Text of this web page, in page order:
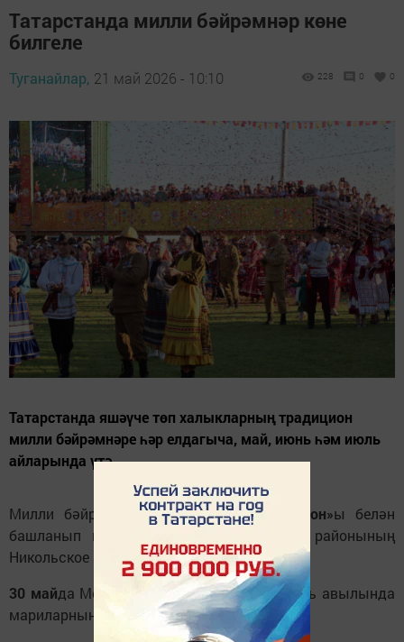
Татарстанда милли бәйрәмнәр көне
билгеле
Туганайлар, 21 май 2026 - 10:10 228 0 0
Татарстанда яшәүче төп халыкларның традицион
милли бәйрәмнәре һәр елдагыча, май, июнь һәм июль
айларында үтә.
Милли бәйрәмнәр рус халкының«Каравон»ы белән
башланып китәчәк. Ул
Лаеш районының
Никольское авылында булачак.
30 майда Менделеевск районының Ильнеть авылында
мариларның
«Семык»бәйрәме уздырыла.